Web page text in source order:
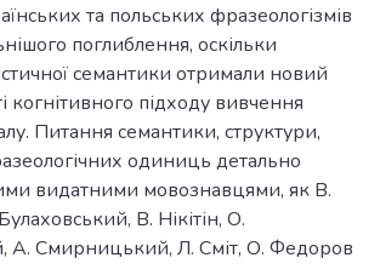
та польських фразеологізмів
поглиблення, оскільки
семантики отримали новий
когнітивного підходу вивчення
Питання семантики, структури,
одиниць детально
видатними мовознавцями, як В.
В. Нікітін, О.
А. Смирницький, Л. Сміт, О. Федоров